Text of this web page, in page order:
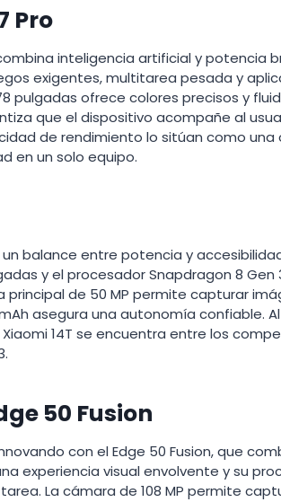
Pro
inteligencia artificial y potencia
exigentes, multitarea pesada y
pulgadas ofrece colores precisos y
que el dispositivo acompañe al
de rendimiento lo sitúan como
en un solo equipo.
un balance entre potencia y
y el procesador Snapdragon 8
principal de 50 MP permite capturar
asegura una autonomía confiable.
14T se encuentra entre los
50 Fusion
con el Edge 50 Fusion, que
experiencia visual envolvente y su
La cámara de 108 MP permite